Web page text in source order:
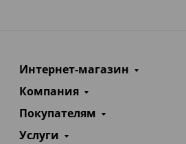
Интернет-магазин
Компания
Покупателям
Услуги